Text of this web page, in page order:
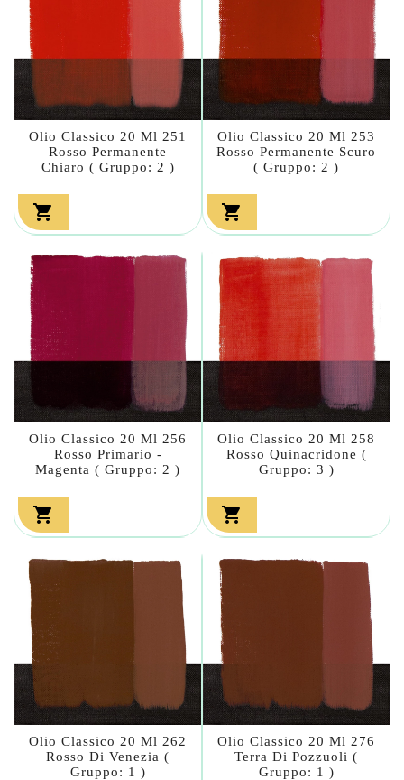
Olio Classico 20 Ml 251
Rosso Permanente
Chiaro ( Gruppo: 2 )

Olio Classico 20 Ml 253
Rosso Permanente Scuro
( Gruppo: 2 )

Olio Classico 20 Ml 256
Rosso Primario -
Magenta ( Gruppo: 2 )

Olio Classico 20 Ml 258
Rosso Quinacridone (
Gruppo: 3 )

Olio Classico 20 Ml 262
Rosso Di Venezia (
Gruppo: 1 )
Olio Classico 20 Ml 276
Terra Di Pozzuoli (
Gruppo: 1 )